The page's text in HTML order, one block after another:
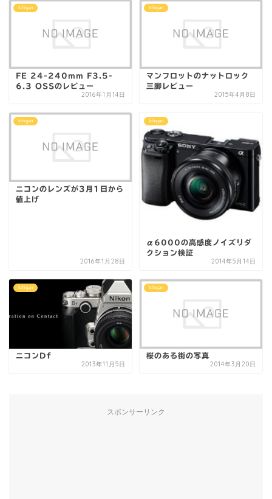
Ichigan
FE 24-240mm F3.5-
6.3 OSSのレビュー
2016年1月14日
Ichigan
マンフロットのナットロック
三脚レビュー
2015年4月8日
Ichigan
ニコンのレンズが3月1日から
値上げ
2016年1月28日
Ichigan
α6000の高感度ノイズリダ
クション検証
2014年5月14日
Ichigan
ニコンDf
2013年11月5日
Ichigan
桜のある街の写真
2014年3月20日
スポンサーリンク